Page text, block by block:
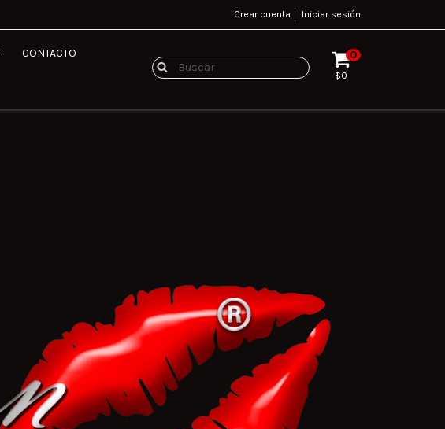
Crear cuenta Iniciar sesión
CONTACTO 0
$0